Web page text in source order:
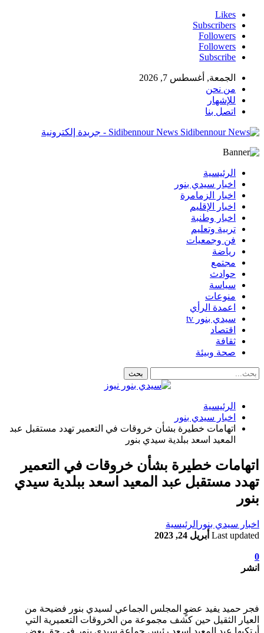
Likes
Subscribers
Followers
Followers
Subscribe
الجمعة, أغسطس 7, 2026
من نحن
للإشهار
اتصل بنا
Sidibennour News - جريدة إلكترونية
الرئيسية
اخبار سيدي بنور
اخبار الزمامرة
اخبار الإقليم
اخبار وطنبة
تربية وتعليم
فن وجمعيات
رياضة
مجتمع
حوادث
سياسة
منوعات
اعمدة الرأي
سيدي بنور tv
اقتصاد
ثقافة
صحة وبيئة
الرئيسية
اخبار سيدي بنور
اتهامات خطيرة بشأن خروقات في التعمير تهدد مستقبل عبد
المعيد اسعد ببلدية سيدي بنور
اتهامات خطيرة بشأن خروقات في التعمير
تهدد مستقبل عبد المعيد اسعد ببلدية سيدي
بنور
اخبار سيدي بنور الرئيسية
Last updated أبريل 24, 2023
0
انشر
فجر حميد يفيد عضوٍ المجلس الجماعي لسيدي بنور فضيحة من
العيار الثقيل حين كشف مجموعة من الخروقات التعميرية التي
أرتكبها عبد المعيد اسعد رئيس جماعة سيدي بنور في حق بعض